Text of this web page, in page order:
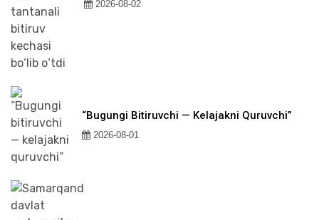
2026-08-02
“Bugungi Bitiruvchi — Kelajakni Quruvchi”
2026-08-01